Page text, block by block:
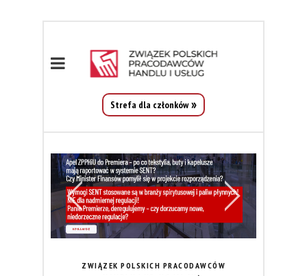
Strefa dla członków
ZWIĄZEK POLSKICH PRACODAWCÓW